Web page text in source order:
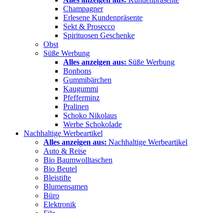
Champagner
Erlesene Kundenpräsente
Sekt & Prosecco
Spirituosen Geschenke
Obst
Süße Werbung
Alles anzeigen aus: Süße Werbung
Bonbons
Gummibärchen
Kaugummi
Pfefferminz
Pralinen
Schoko Nikolaus
Werbe Schokolade
Nachhaltige Werbeartikel
Alles anzeigen aus: Nachhaltige Werbeartikel
Auto & Reise
Bio Baumwolltaschen
Bio Beutel
Bleistifte
Blumensamen
Büro
Elektronik